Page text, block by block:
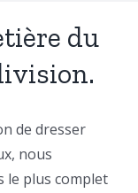
du
de dresser
nous
le plus complet